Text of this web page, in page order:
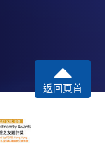
返回頁首